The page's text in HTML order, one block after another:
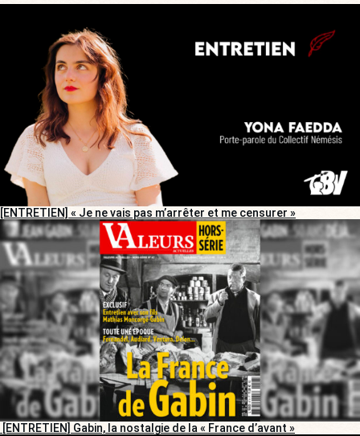
[ENTRETIEN] « Je ne vais pas m’arrêter et me censurer »
[ENTRETIEN] Gabin, la nostalgie de la « France d’avant »